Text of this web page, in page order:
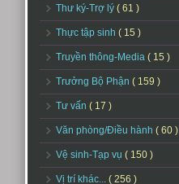
Thư ký-Trợ lý ( 61 )
Thực tập sinh ( 15 )
Truyền thông-Media ( 15 )
Trưởng Bộ Phận ( 159 )
Tư vấn ( 17 )
Văn phòng/Điều hành ( 60 )
Vệ sinh-Tạp vụ ( 150 )
Vị trí khác... ( 256 )